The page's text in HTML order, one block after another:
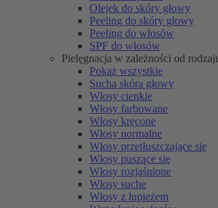
Olejek do skóry głowy
Peeling do skóry głowy
Peeling do włosów
SPF do włosów
Pielęgnacja w zależności od
Pokaż wszystkie
Sucha skóra głowy
Włosy cienkie
Włosy farbowane
Włosy kręcone
Włosy normalne
Włosy przetłuszczające się
Włosy puszące się
Włosy rozjaśnione
Włosy suche
Włosy z łupieżem